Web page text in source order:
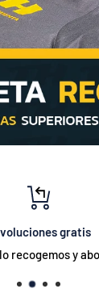
gratis
recogemos y